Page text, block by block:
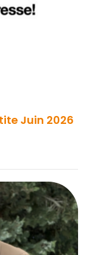
Juin 2026